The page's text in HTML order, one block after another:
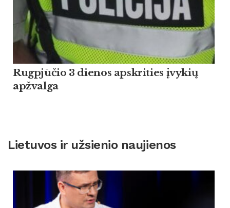
Rugpjūčio 3 dienos apskrities įvykių
apžvalga
Lietuvos ir užsienio naujienos